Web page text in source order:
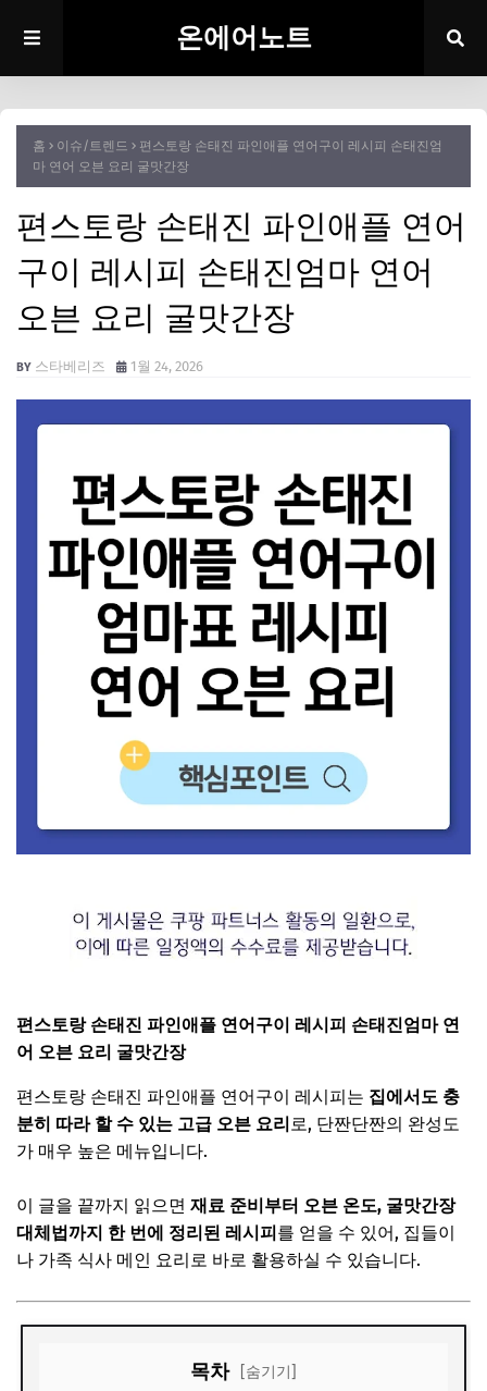
온에어노트
홈 이슈/트렌드
편스토랑 손태진 파인애플 연어구이 레시피 손태진엄
마 연어 오븐 요리 굴맛간장
편스토랑 손태진 파인애플 연어
구이 레시피 손태진엄마 연어
오븐 요리 굴맛간장
스타베리즈 1월 24, 2026
편스토랑 손태진 파인애플 연어구이 레시피 손태진엄마 연
어 오븐 요리 굴맛간장
편스토랑 손태진 파인애플 연어구이 레시피는 집에서도 충
분히 따라 할 수 있는 고급 오븐 요리로, 단짠단짠의 완성도
가 매우 높은 메뉴입니다.
이 글을 끝까지 읽으면 재료 준비부터 오븐 온도, 굴맛간장
대체법까지 한 번에 정리된 레시피를 얻을 수 있어, 집들이
나 가족 식사 메인 요리로 바로 활용하실 수 있습니다.
목차 [숨기기]